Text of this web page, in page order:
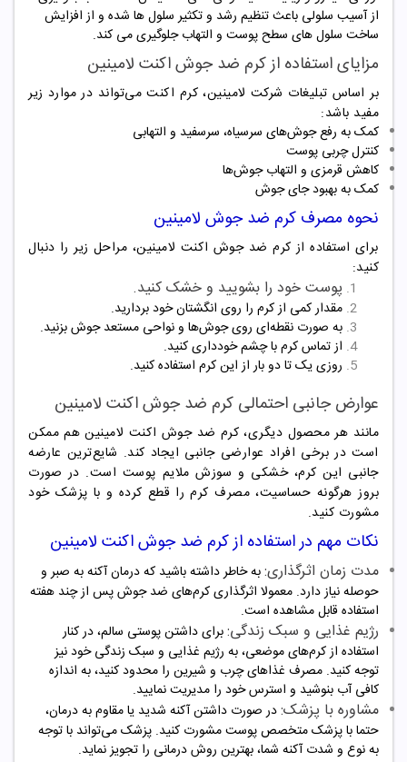
از آسیب سلولی باعث تنظیم رشد و تکثیر سلول ها شده و از افزایش
ساخت سلول های سطح پوست و التهاب جلوگیری می کند.
مزایای استفاده از کرم ضد جوش اکنت لامینین
بر اساس تبلیغات شرکت لامینین، کرم اکنت می‌تواند در موارد زیر
مفید باشد:
کمک به رفع جوش‌های سرسیاه، سرسفید و التهابی
کنترل چربی پوست
کاهش قرمزی و التهاب جوش‌ها
کمک به بهبود جای جوش
نحوه مصرف کرم ضد جوش لامینین
برای استفاده از کرم ضد جوش اکنت لامینین، مراحل زیر را دنبال
کنید:
پوست خود را بشویید و خشک کنید.
مقدار کمی از کرم را روی انگشتان خود بردارید.
به صورت نقطه‌ای روی جوش‌ها و نواحی مستعد جوش بزنید.
از تماس کرم با چشم خودداری کنید.
روزی یک تا دو بار از این کرم استفاده کنید.
عوارض جانبی احتمالی کرم ضد جوش اکنت لامینین
مانند هر محصول دیگری، کرم ضد جوش اکنت لامینین هم ممکن
است در برخی افراد عوارضی جانبی ایجاد کند. شایع‌ترین عارضه
جانبی این کرم، خشکی و سوزش ملایم پوست است. در صورت
بروز هرگونه حساسیت، مصرف کرم را قطع کرده و با پزشک خود
مشورت کنید.
نکات مهم در استفاده از کرم ضد جوش اکنت لامینین
مدت زمان اثرگذاری:به خاطر داشته باشید که درمان آکنه به صبر و
حوصله نیاز دارد. معمولا اثرگذاری کرم‌های ضد جوش پس از چند هفته
استفاده قابل مشاهده است.
رژیم غذایی و سبک زندگی:برای داشتن پوستی سالم، در کنار
استفاده از کرم‌های موضعی، به رژیم غذایی و سبک زندگی خود نیز
توجه کنید. مصرف غذاهای چرب و شیرین را محدود کنید، به اندازه
کافی آب بنوشید و استرس خود را مدیریت نمایید.
مشاوره با پزشک:در صورت داشتن آکنه شدید یا مقاوم به درمان،
حتما با پزشک متخصص پوست مشورت کنید. پزشک می‌تواند با توجه
به نوع و شدت آکنه شما، بهترین روش درمانی را تجویز نماید.